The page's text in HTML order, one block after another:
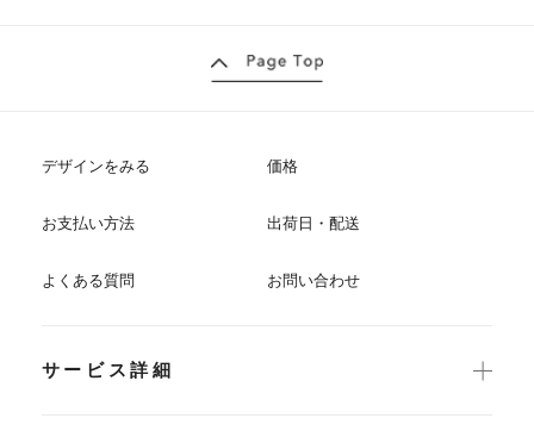
デザインをみる 価格
お支払い方法 出荷日・配送
よくある質問 お問い合わせ
サービス詳細